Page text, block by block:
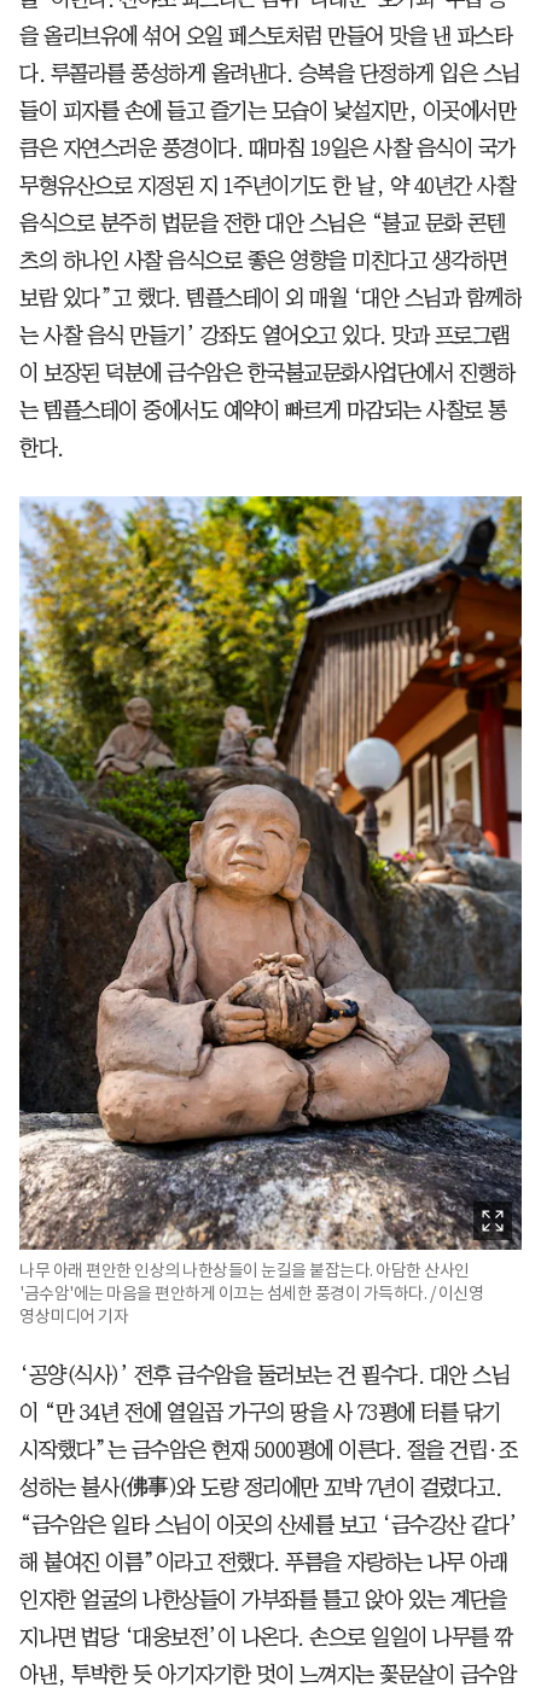
을 올리브유에 섞어 오일 페스토처럼 만들어 맛을 낸 파스타
다. 루콜라를 풍성하게 올려낸다. 승복을 단정하게 입은 스님
들이 피자를 손에 들고 즐기는 모습이 낯설지만, 이곳에서만
큼은 자연스러운 풍경이다. 때마침 19일은 사찰 음식이 국가
무형유산으로 지정된 지 1주년이기도 한 날, 약 40년간 사찰
음식으로 분주히 법문을 전한 대안 스님은 “불교 문화 콘텐
츠의 하나인 사찰 음식으로 좋은 영향을 미친다고 생각하면
보람 있다”고 했다. 템플스테이 외 매월 ‘대안 스님과 함께하
는 사찰 음식 만들기’ 강좌도 열어오고 있다. 맛과 프로그램
이 보장된 덕분에 금수암은 한국불교문화사업단에서 진행하
는 템플스테이 중에서도 예약이 빠르게 마감되는 사찰로 통
한다.
나무 아래 편안한 인상의 나한상들이 눈길을 붙잡는다. 아담한 산사인
'금수암'에는 마음을 편안하게 이끄는 섬세한 풍경이 가득하다. / 이신영
영상미디어 기자
‘공양(식사)’ 전후 금수암을 둘러보는 건 필수다. 대안 스님
이 “만 34년 전에 열일곱 가구의 땅을 사 73평에 터를 닦기
시작했다”는 금수암은 현재 5000평에 이른다. 절을 건립·조
성하는 불사(佛事)와 도량 정리에만 꼬박 7년이 걸렸다고.
“금수암은 일타 스님이 이곳의 산세를 보고 ‘금수강산 같다’
해 붙여진 이름”이라고 전했다. 푸름을 자랑하는 나무 아래
인자한 얼굴의 나한상들이 가부좌를 틀고 앉아 있는 계단을
지나면 법당 ‘대웅보전’이 나온다. 손으로 일일이 나무를 깎
아낸, 투박한 듯 아기자기한 멋이 느껴지는 꽃문살이 금수암